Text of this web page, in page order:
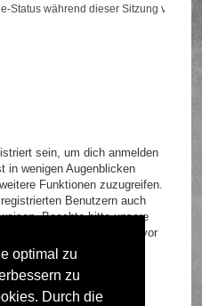
optimal zu
zu
Durch die
Status während dieser Sitzung
sein, um dich anmelden
in wenigen Augenblicken
Funktionen zuzugreifen.
Benutzern auch
Beachte bitte unsere
Regelungen, bevor
auch die jeweiligen
Board bewegst.